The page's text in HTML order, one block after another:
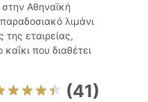
Αθηναϊκή
λιμάνι
εταιρείας,
που διαθέτει
(41)